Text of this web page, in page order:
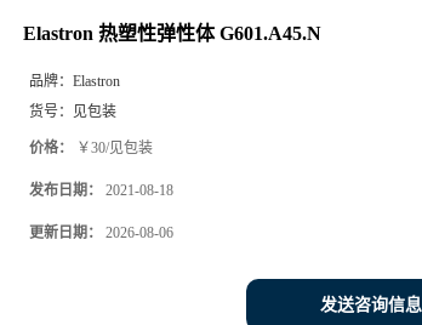
Elastron 热塑性弹性体 G601.A45.N
品牌： Elastron
货号：
见包装
价格： ￥30/见包装
发布日期： 2021-08-18
更新日期： 2026-08-06
发送咨询信息